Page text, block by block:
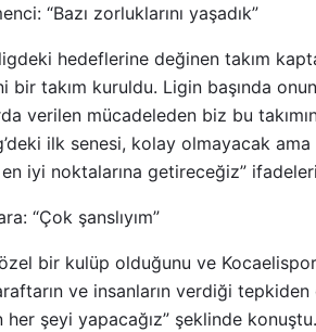
“Bazı zorluklarını yaşadık”
hedeflerine değinen takım
bir takım kuruldu. Ligin başında
verilen mücadeleden biz bu
ilk senesi, kolay olmayacak
en iyi noktalarına getireceğiz”
“Çok şanslıyım”
bir kulüp olduğunu ve
ve insanların verdiği
şeyi yapacağız” şeklinde konuştu.